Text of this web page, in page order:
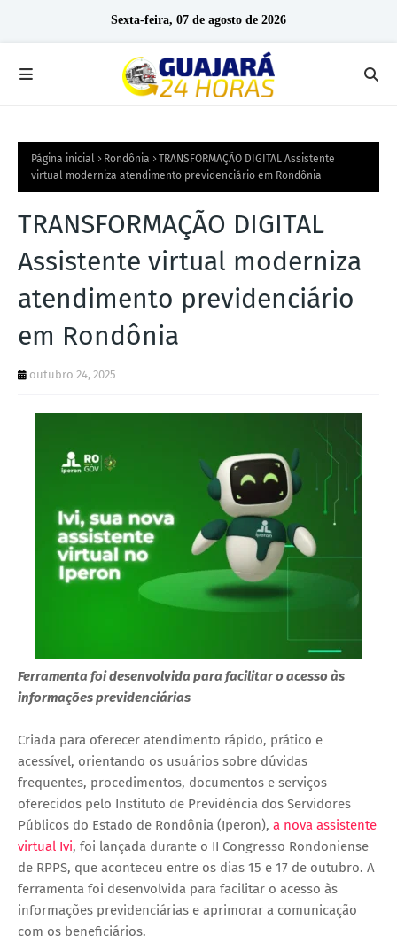
Sexta-feira, 07 de agosto de 2026
Página inicial Rondônia
TRANSFORMAÇÃO DIGITAL Assistente
virtual moderniza atendimento previdenciário em Rondônia
TRANSFORMAÇÃO DIGITAL
Assistente virtual moderniza
atendimento previdenciário
em Rondônia
outubro 24, 2025
Ferramenta foi desenvolvida para facilitar o acesso às
informações previdenciárias
Criada para oferecer atendimento rápido, prático e
acessível, orientando os usuários sobre dúvidas
frequentes, procedimentos, documentos e serviços
oferecidos pelo Instituto de Previdência dos Servidores
Públicos do Estado de Rondônia (Iperon), a nova assistente
virtual Ivi, foi lançada durante o II Congresso Rondoniense
de RPPS, que aconteceu entre os dias 15 e 17 de outubro. A
ferramenta foi desenvolvida para facilitar o acesso às
informações previdenciárias e aprimorar a comunicação
com os beneficiários.